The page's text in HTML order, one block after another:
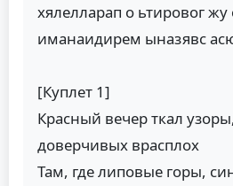
хялелларап о ьтировог жу
иманаидирем ыназявс
[Куплет 1]
Красный вечер ткал
доверчивых врасплох
Там, где липовые горы,